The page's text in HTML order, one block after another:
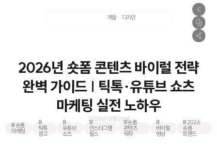
개발 디자인
2026년 숏폼 콘텐츠 바이럴 전략
완벽 가이드 | 틱톡·유튜브 쇼츠
마케팅 실전 노하우
2026년 01월 26일
#숏폼
마케팅
#
틱톡
광고
#
유튜브
쇼츠
#
인스타그램
릴스
#숏폼
콘텐츠
제작
#
바이럴
영상
#2026
숏폼
트렌드